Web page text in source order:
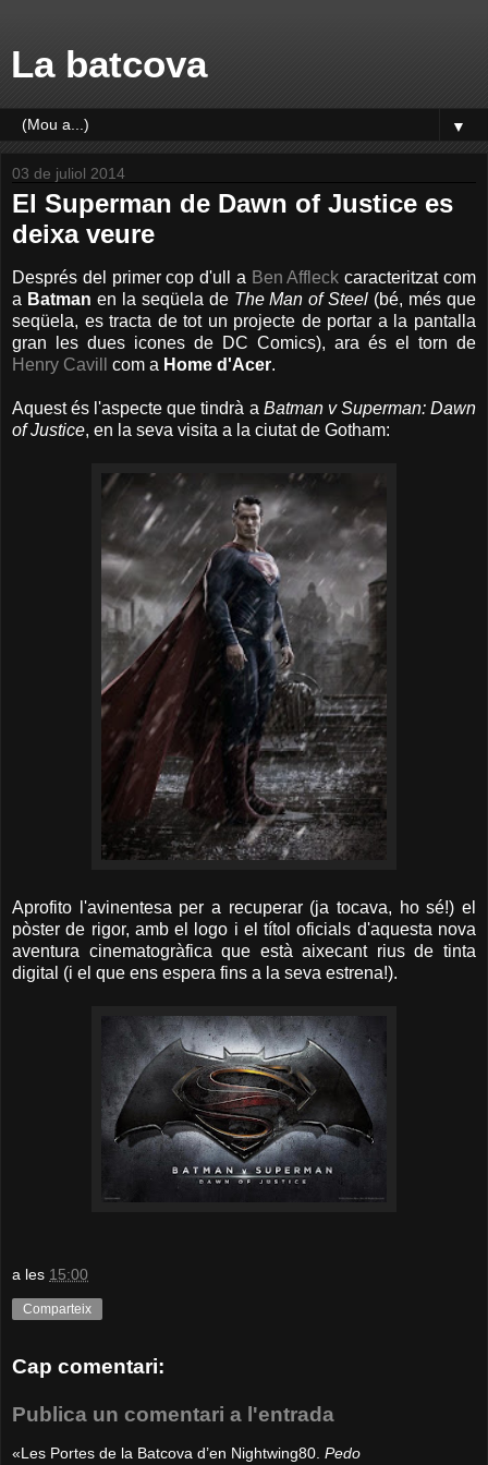
La batcova
▼
03 de juliol 2014
El Superman de Dawn of Justice es
deixa veure
Després del primer cop d'ull a Ben Affleck caracteritzat com
a Batman en la seqüela de The Man of Steel (bé, més que
seqüela, es tracta de tot un projecte de portar a la pantalla
gran les dues icones de DC Comics), ara és el torn de
Henry Cavill
com a Home d'Acer.
Aquest és l'aspecte que tindrà a Batman v Superman: Dawn
of Justice, en la seva visita a la ciutat de Gotham:
Aprofito l'avinentesa per a recuperar (ja tocava, ho sé!) el
pòster de rigor, amb el logo i el títol oficials d'aquesta nova
aventura cinematogràfica que està aixecant rius de tinta
digital (i el que ens espera fins a la seva estrena!).
a les 15:00
Comparteix
Cap comentari:
Publica un comentari a l'entrada
«Les Portes de la Batcova d’en Nightwing80. Pedo